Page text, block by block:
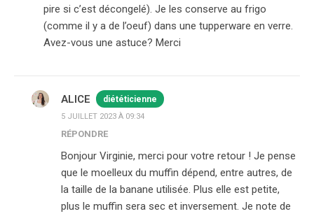
pire si c’est décongelé). Je les conserve au frigo
(comme il y a de l’oeuf) dans une tupperware en verre.
Avez-vous une astuce? Merci
ALICE diététicienne
5 JUILLET 2023 À 09:34
RÉPONDRE
Bonjour Virginie, merci pour votre retour ! Je pense
que le moelleux du muffin dépend, entre autres, de
la taille de la banane utilisée. Plus elle est petite,
plus le muffin sera sec et inversement. Je note de